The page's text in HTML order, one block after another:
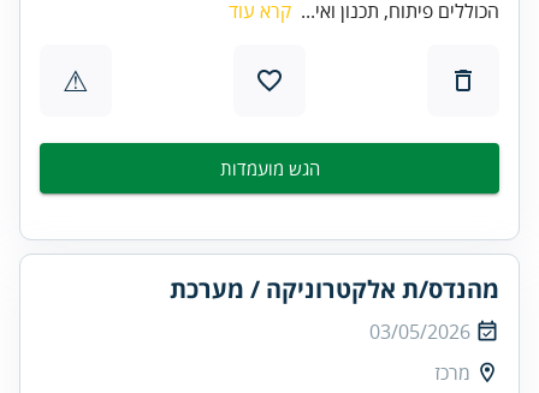
הכוללים פיתוח, תכנון ואי... קרא עוד
⚠
הגש מועמדות
מהנדס/ת אלקטרוניקה / מערכת
03/05/2026
מרכז